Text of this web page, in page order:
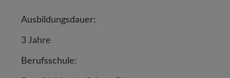
Ausbildungsdauer:
3 Jahre
Berufsschule: